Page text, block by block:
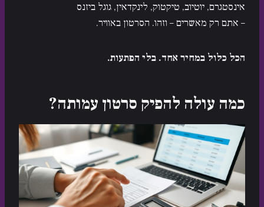
אינסטגרם, יוטיוב, טיקטוק, לינקדאין, גוגל ביזנס
– אתם רק מאשרים – וזהו. הסרטון באוויר.
הכל כלול במחיר אחד. בלי הפתעות.
כמה עולה להפיק סרטון עמותה?